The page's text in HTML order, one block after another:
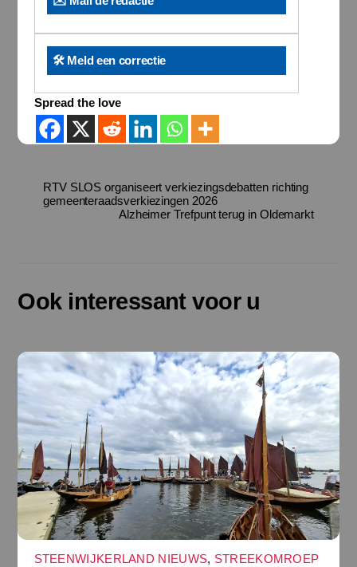
🛠️ Meld een correctie
Spread the love
RTV SLOS organiseert verkiezingsdebatten richting
gemeenteraadsverkiezingen 2026
Alzheimer Trefpunt terug in Oldemarkt
Ook interessant voor u
STEENWIJKERLAND NIEUWS, STREEKOMROEP